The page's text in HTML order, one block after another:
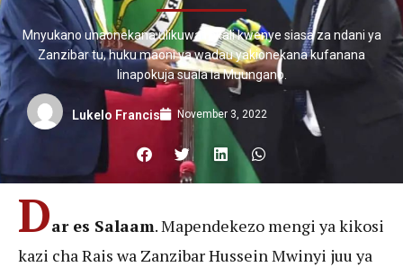
Mnyukano unaonekana ulikuwa mkali kwenye siasa za ndani ya
Zanzibar tu, huku maoni ya wadau yakionekana kufanana
linapokuja suala la Muungano.
Lukelo Francis November 3, 2022
Dar es Salaam. Mapendekezo mengi ya kikosi
kazi cha Rais wa Zanzibar Hussein Mwinyi juu ya